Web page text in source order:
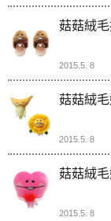
菇菇絨
2015.5. 8
菇菇絨
2015.5. 8
菇菇絨
2015.5. 8